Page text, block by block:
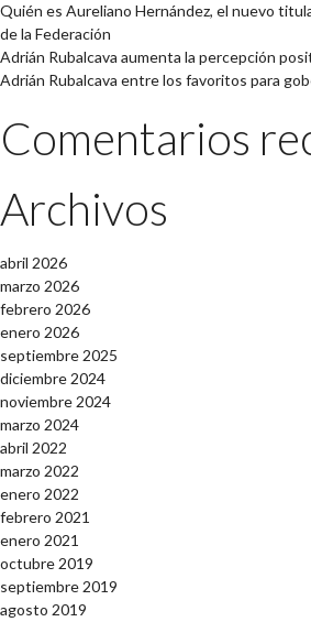
Quién es Aureliano Hernández, el nuevo
de la Federación
Adrián Rubalcava aumenta la percepción
Adrián Rubalcava entre los favoritos para
Comentarios
Archivos
abril 2026
marzo 2026
febrero 2026
enero 2026
septiembre 2025
diciembre 2024
noviembre 2024
marzo 2024
abril 2022
marzo 2022
enero 2022
febrero 2021
enero 2021
octubre 2019
septiembre 2019
agosto 2019